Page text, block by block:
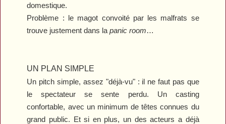
domestique.
Problème : le magot convoité par les malfrats se
trouve justement dans lapanic room…
UN PLAN SIMPLE
Un pitch simple, assez "déjà-vu" : il ne faut pas que
le spectateur se sente perdu. Un casting
confortable, avec un minimum de têtes connues du
grand public. Et si en plus, un des acteurs a déjà